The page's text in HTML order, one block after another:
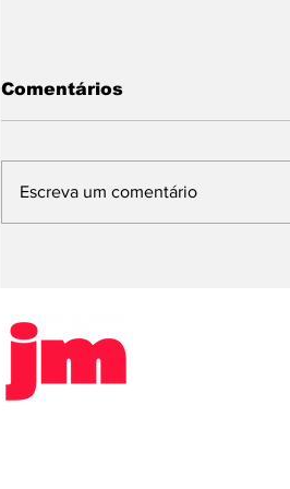
após denúncia de
estupro
Comentários
Escreva um comentário